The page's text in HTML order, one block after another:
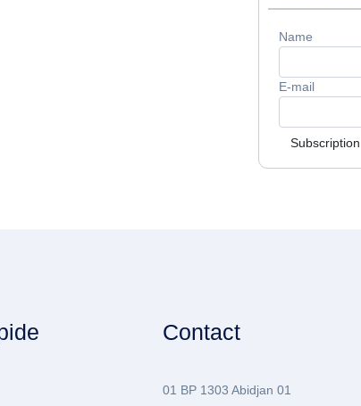
Name
E-mail
Subscription
Contact
01 BP 1303 Abidjan 01